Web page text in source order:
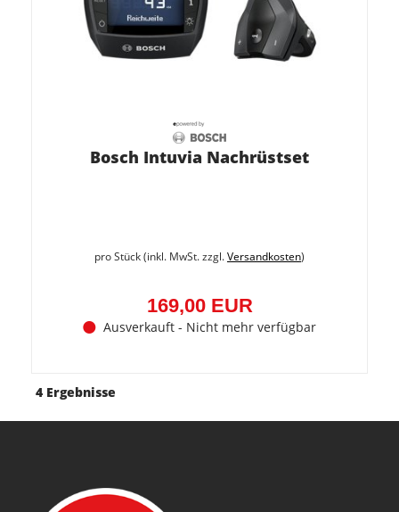
Bosch Intuvia Nachrüstset
pro Stück (inkl. MwSt. zzgl.Versandkosten)
169,00 EUR
Ausverkauft - Nicht mehr verfügbar
4 Ergebnisse